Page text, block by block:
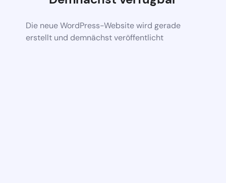
Die neue WordPress-Website wird gerade
erstellt und demnächst veröffentlicht